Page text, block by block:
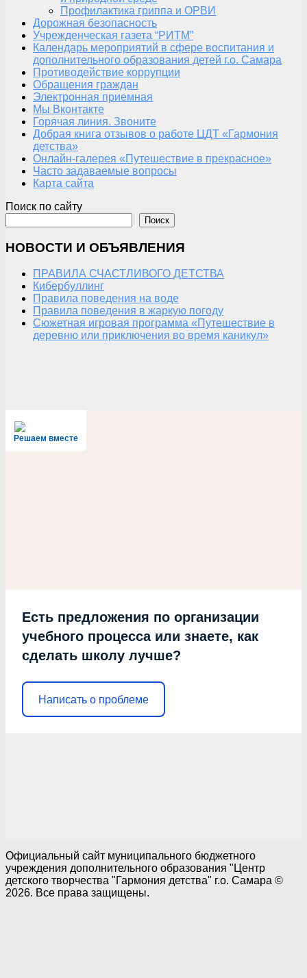
Профилактика гриппа и ОРВИ
Дорожная безопасность
Учрежденческая газета “РИТМ”
Календарь мероприятий в сфере воспитания и
дополнительного образования детей г.о. Самара
Противодействие коррупции
Обращения граждан
Электронная приемная
Мы Вконтакте
Горячая линия. Звоните
Добрая книга отзывов о работе ЦДТ «Гармония
детства»
Онлайн-галерея «Путешествие в прекрасное»
Часто задаваемые вопросы
Карта сайта
Поиск по сайту
Поиск
НОВОСТИ И ОБЪЯВЛЕНИЯ
ПРАВИЛА СЧАСТЛИВОГО ДЕТСТВА
Кибербуллинг
Правила поведения на воде
Правила поведения в жаркую погоду
Сюжетная игровая программа «Путешествие в
деревню или приключения во время каникул»
Решаем вместе
Есть предложения по организации
учебного процесса или знаете, как
сделать школу лучше?
Написать о проблеме
Официальный сайт муниципального бюджетного
учреждения дополнительного образования "Центр
детского творчества "Гармония детства" г.о. Самара ©
2026. Все права защищены.